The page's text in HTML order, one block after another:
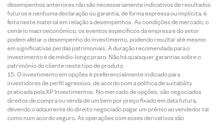
desempenhos anteriores não são necessariamente indicativos de resultados
futuros e nenhuma declaração ou garantia, de forma expressa ou implícita, é
feita neste material em relação a desempenhos. As condições de mercado, o
cenário macroeconômico, os eventos específicos da empresa e do setor
podem afetar o desempenho do investimento, podendo resultar até mesmo
em significativas perdas patrimoniais. A duração recomendada para o
investimento é de médio-longo prazo. Não há quaisquer garantias sobre o
patrimônio do cliente neste tipo de produto.
O investimento em opções é preferencialmente indicado para
investidores de perfil agressivo, de acordo com a política de suitability
praticada pela XP Investimentos. No mercado de opções, são negociados
direitos de compra ou venda de um bem por preço fixado em data futura,
devendo o adquirente do direito negociado pagar um prêmio ao vendedor tal
como num acordo seguro. As operações com esses derivativos são